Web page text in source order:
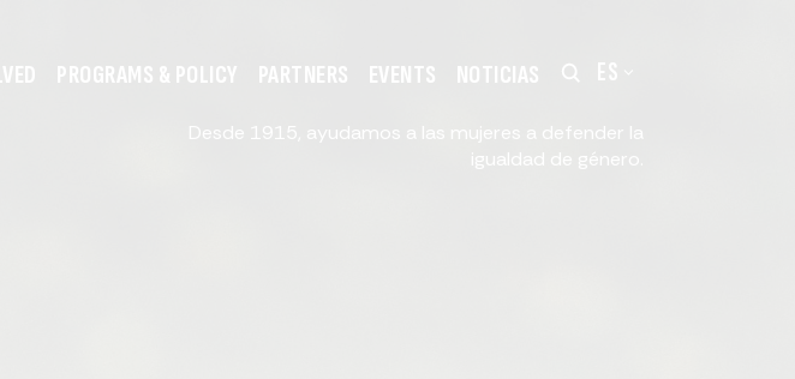
PROGRAMS & POLICY PARTNERS EVENTS NOTICIAS
Desde 1915, ayudamos a las mujeres a defender la
igualdad de género.